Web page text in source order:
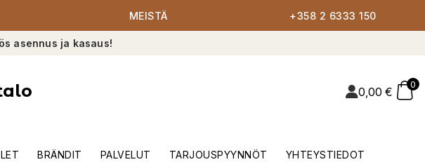
MEISTÄ +358 2 6333 150
asennus ja kasaus!
0,00 €
0
BRÄNDIT PALVELUT TARJOUSPYYNNÖT YHTEYSTIEDOT